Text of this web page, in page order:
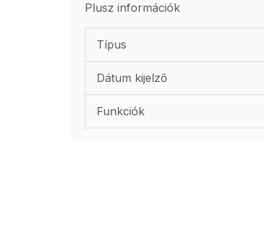
Plusz információk
Típus
Dátum kijelző
Funkciók